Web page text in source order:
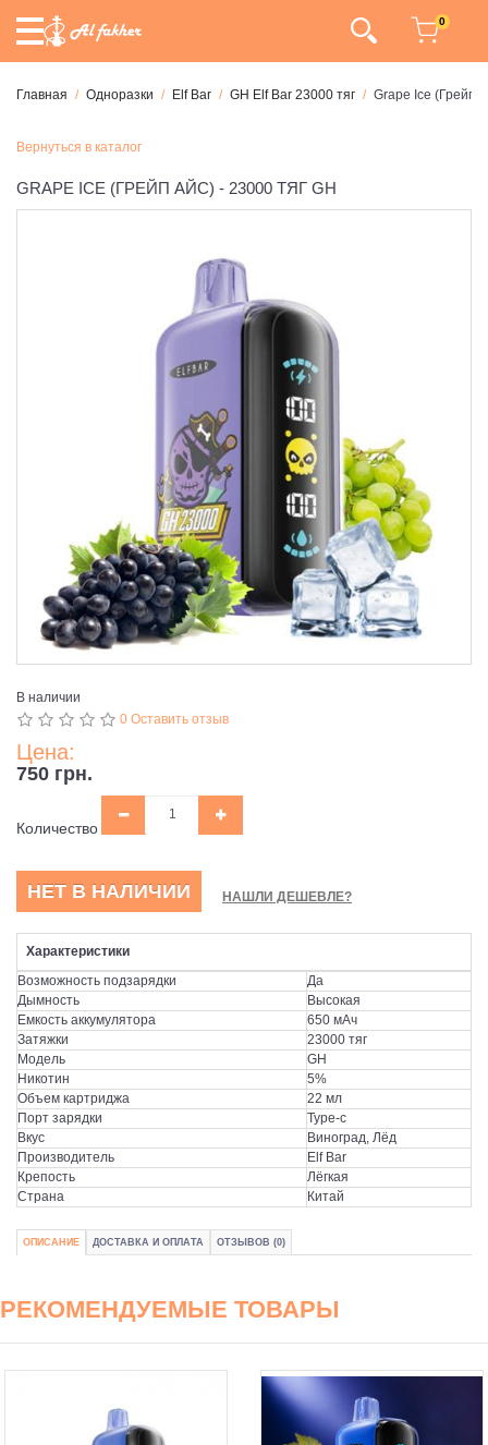
0
Главная Одноразки Elf Bar GH Elf Bar 23000 тяг Grape Ice (Грейп
Вернуться в каталог
GRAPE ICE (ГРЕЙП АЙС) - 23000 ТЯГ GH
В наличии
0 Оставить отзыв
Цена:
750 грн.
Количество
НЕТ В НАЛИЧИИ НАШЛИ ДЕШЕВЛЕ?
Характеристики
Возможность подзарядки
Да
Дымность
Высокая
Емкость аккумулятора
650 мАч
Затяжки
23000 тяг
Модель
GH
Никотин
5%
Объем картриджа
22 мл
Порт зарядки
Type-c
Вкус
Виноград, Лёд
Производитель
Elf Bar
Крепость
Лёгкая
Страна
Китай
ОПИСАНИЕ ДОСТАВКА И ОПЛАТА ОТЗЫВОВ (0)
РЕКОМЕНДУЕМЫЕ ТОВАРЫ